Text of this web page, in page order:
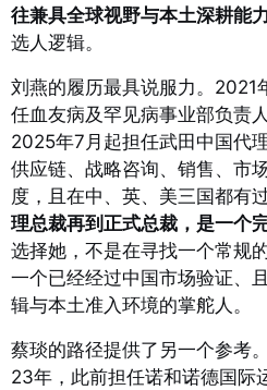
往兼具全球视野与本土深耕能力
选人逻辑。
刘燕的履历最具说服力。2021
任血友病及罕见病事业部负责
2025年7月起担任武田中国代理
供应链、战略咨询、销售、市
度，且在中、英、美三国都有
理总裁再到正式总裁，是一个
选择她，不是在寻找一个常规
一个已经经过中国市场验证、
辑与本土准入环境的掌舵人。
蔡琰的路径提供了另一个参考
23年，此前担任诺和诺德国际